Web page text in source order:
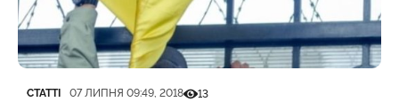
Категорія
СТАТТІ
Дата публікації
07 ЛИПНЯ 09:49, 2018Кількість переглядів
13